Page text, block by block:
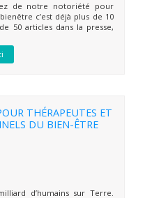
de notre notoriété pour
c’est déjà plus de 10
50 articles dans la presse,
THÉRAPEUTES ET
DU BIEN-ÊTRE
d’humains sur Terre.